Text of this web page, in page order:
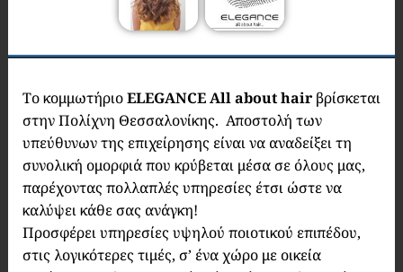
Το κομμωτήριοELEGANCEAllabouthairβρίσκεται
στην Πολίχνη Θεσσαλονίκης. Αποστολή των
υπεύθυνων της επιχείρησης είναι να αναδείξει τη
συνολική ομορφιά που κρύβεται μέσα σε όλους μας,
παρέχοντας πολλαπλές υπηρεσίες έτσι ώστε να
καλύψει κάθε σας ανάγκη!
Προσφέρει υπηρεσίες υψηλού ποιοτικού επιπέδου,
στις λογικότερες τιμές, σ’ ένα χώρο με οικεία